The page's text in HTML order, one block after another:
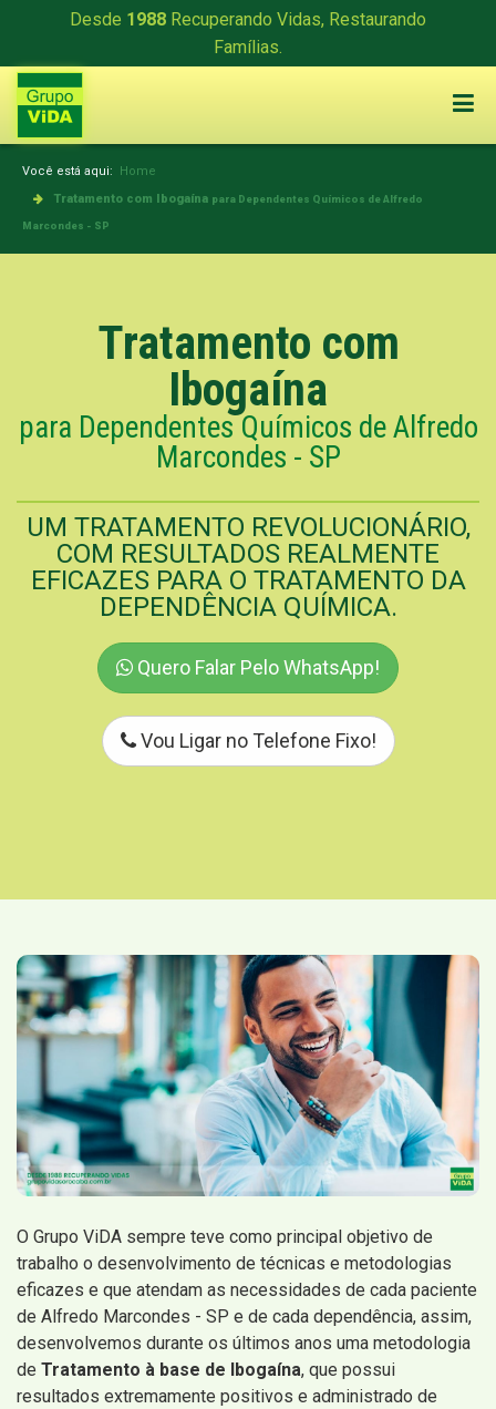
Desde 1988 Recuperando Vidas, Restaurando
Famílias.
Você está aqui: Home
Tratamento com Ibogaína para Dependentes Químicos de Alfredo
Marcondes - SP
Tratamento com
Ibogaína
para Dependentes Químicos de Alfredo
Marcondes - SP
UM TRATAMENTO REVOLUCIONÁRIO,
COM RESULTADOS REALMENTE
EFICAZES PARA O TRATAMENTO DA
DEPENDÊNCIA QUÍMICA.
Quero Falar Pelo WhatsApp!
Vou Ligar no Telefone Fixo!
O Grupo ViDA sempre teve como principal objetivo de
trabalho o desenvolvimento de técnicas e metodologias
eficazes e que atendam as necessidades de cada paciente
de Alfredo Marcondes - SP e de cada dependência, assim,
desenvolvemos durante os últimos anos uma metodologia
de Tratamento à base de Ibogaína, que possui
resultados extremamente positivos e administrado de